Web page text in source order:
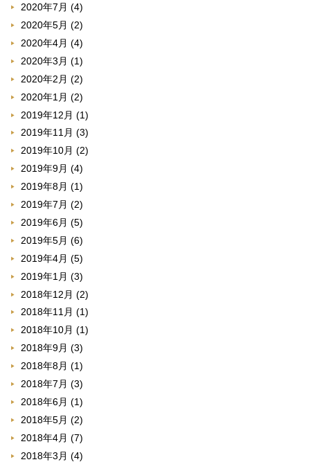
2020年7月 (4)
2020年5月 (2)
2020年4月 (4)
2020年3月 (1)
2020年2月 (2)
2020年1月 (2)
2019年12月 (1)
2019年11月 (3)
2019年10月 (2)
2019年9月 (4)
2019年8月 (1)
2019年7月 (2)
2019年6月 (5)
2019年5月 (6)
2019年4月 (5)
2019年1月 (3)
2018年12月 (2)
2018年11月 (1)
2018年10月 (1)
2018年9月 (3)
2018年8月 (1)
2018年7月 (3)
2018年6月 (1)
2018年5月 (2)
2018年4月 (7)
2018年3月 (4)